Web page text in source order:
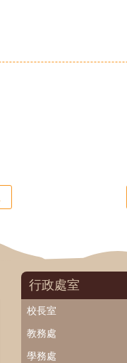
行政處室
校長室
教務處
學務處